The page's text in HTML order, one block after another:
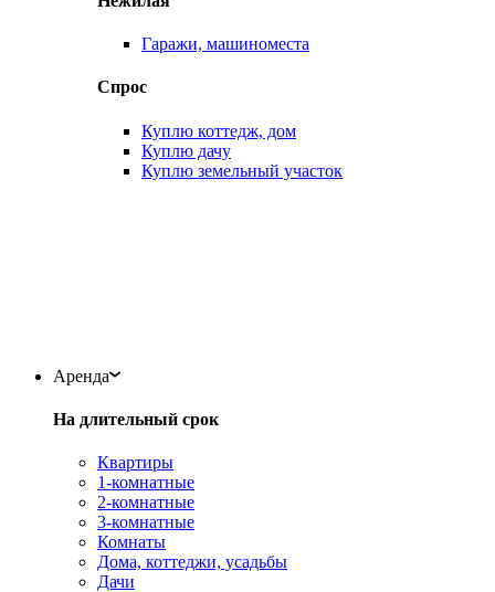
Гаражи, машиноместа
Спрос
Куплю коттедж, дом
Куплю дачу
Куплю земельный участок
Аренда
На длительный срок
Квартиры
1-комнатные
2-комнатные
3-комнатные
Комнаты
Дома, коттеджи, усадьбы
Дачи